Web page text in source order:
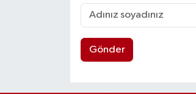
Gönder